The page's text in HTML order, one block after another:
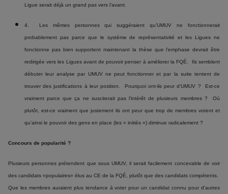
Ligue serait déjà un grand pas vers l’avant.
4. Les mêmes personnes qui suggéraient qu’UMUV ne fonctionnerait
probablement pas parce que le système de représentativité et les Ligues ne
fonctionne pas bien supportent maintenant la thèse que l’emphase devrait être
redirigée vers les Ligues avant de pouvoir penser à améliorer la FQÉ. Ils semblent
débuter leur analyse par UMUV ne peut fonctionner et par la suite tentent de
trouver des justifications à leur position. Pourquoi ont-ils peur d’UMUV ? Est-ce
vraiment parce que ça ne susciterait pas l’intérêt de plusieurs membres ? Où
plutôt, est-ce vraiment que justement ils ont peur que trop de membres votent et
qu’ainsi le pouvoir des gens en place (les « initiés ») diminue radicalement ?
Concours de popularité ?
Plusieurs personnes prétendent que sous UMUV, il serait facilement concevable de voir
des candidats «populaires» élus au CE de la FQÉ, plutôt que des candidats compétents.
Que les membres auraient plus tendance à voter pour un candidat connu pour d’autres